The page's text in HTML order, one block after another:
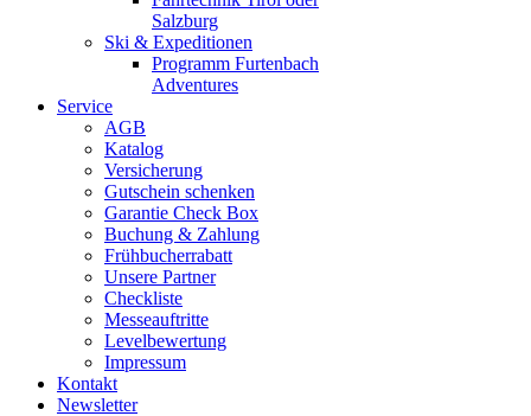
Salzburg
Ski & Expeditionen
Programm Furtenbach
Adventures
Service
AGB
Katalog
Versicherung
Gutschein schenken
Garantie Check Box
Buchung & Zahlung
Frühbucherrabatt
Unsere Partner
Checkliste
Messeauftritte
Levelbewertung
Impressum
Kontakt
Newsletter